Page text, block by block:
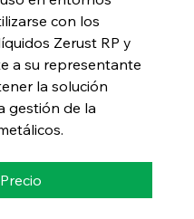
con los
Zerust RP y
a su representante
la solución
gestión de la